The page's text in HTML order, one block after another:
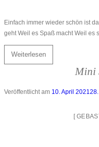
Einfach immer wieder schön ist
geht Weil es Spaß macht Weil es
Weiterlesen
Mini
Veröffentlicht am 10. April 2021
[